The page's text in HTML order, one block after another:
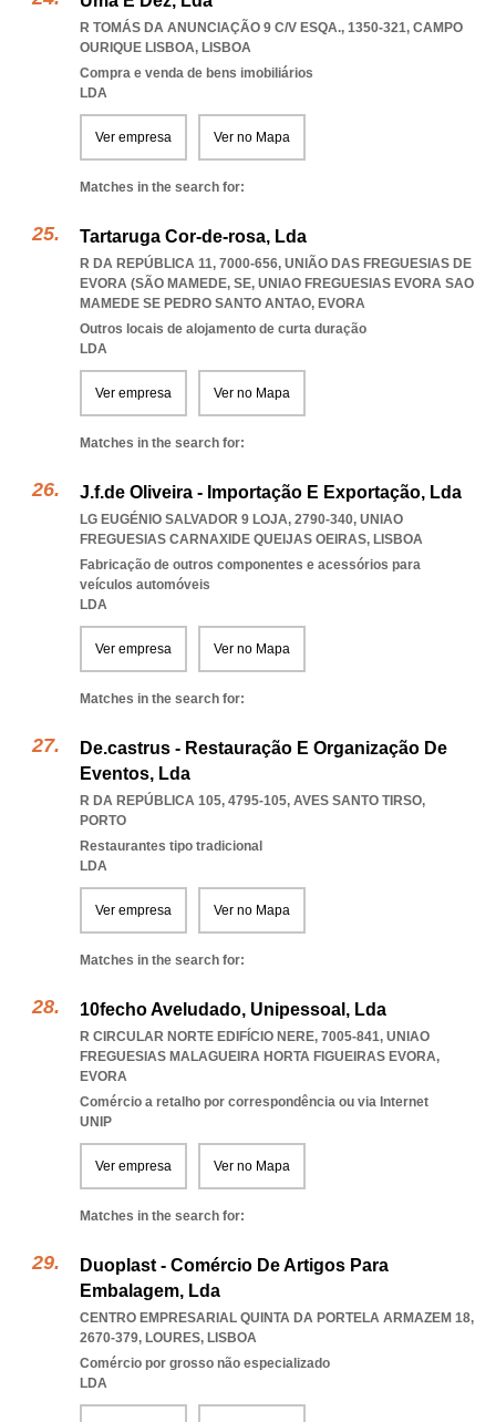
R TOMÁS DA ANUNCIAÇÃO 9 C/V ESQA., 1350-321, CAMPO
OURIQUE LISBOA, LISBOA
Compra e venda de bens imobiliários
LDA
Ver empresa Ver no Mapa
Matches in the search for:
Tartaruga Cor-de-rosa, Lda
R DA REPÚBLICA 11, 7000-656, UNIÃO DAS FREGUESIAS DE
EVORA (SÃO MAMEDE, SE, UNIAO FREGUESIAS EVORA SAO
MAMEDE SE PEDRO SANTO ANTAO, EVORA
Outros locais de alojamento de curta duração
LDA
Ver empresa Ver no Mapa
Matches in the search for:
J.f.de Oliveira - Importação E Exportação, Lda
LG EUGÉNIO SALVADOR 9 LOJA, 2790-340, UNIAO
FREGUESIAS CARNAXIDE QUEIJAS OEIRAS, LISBOA
Fabricação de outros componentes e acessórios para
veículos automóveis
LDA
Ver empresa Ver no Mapa
Matches in the search for:
De.castrus - Restauração E Organização De
Eventos, Lda
R DA REPÚBLICA 105, 4795-105, AVES SANTO TIRSO,
PORTO
Restaurantes tipo tradicional
LDA
Ver empresa Ver no Mapa
Matches in the search for:
10fecho Aveludado, Unipessoal, Lda
R CIRCULAR NORTE EDIFÍCIO NERE, 7005-841, UNIAO
FREGUESIAS MALAGUEIRA HORTA FIGUEIRAS EVORA,
EVORA
Comércio a retalho por correspondência ou via Internet
UNIP
Ver empresa Ver no Mapa
Matches in the search for:
Duoplast - Comércio De Artigos Para
Embalagem, Lda
CENTRO EMPRESARIAL QUINTA DA PORTELA ARMAZEM 18,
2670-379, LOURES, LISBOA
Comércio por grosso não especializado
LDA